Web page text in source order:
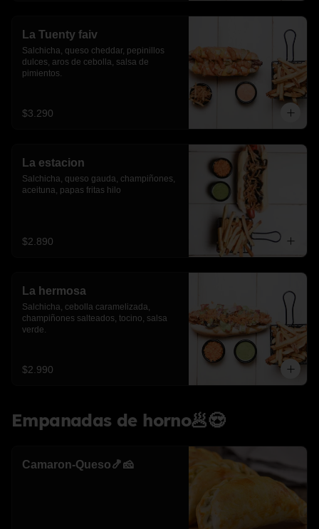
La Tuenty faiv
Salchicha, queso cheddar, pepinillos
dulces, aros de cebolla, salsa de
pimientos.
$3.290
La estacion
Salchicha, queso gauda, champiñones,
aceituna, papas fritas hilo
$2.890
La hermosa
Salchicha, cebolla caramelizada,
champiñones salteados, tocino, salsa
verde.
$2.990
Empanadas de horno🥟😍
Camaron-Queso🍤🧀